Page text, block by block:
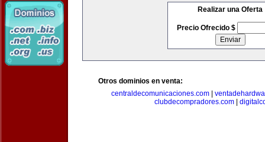
Realizar una Oferta
Precio Ofrecido $
Otros dominios en venta:
centraldecomunicaciones.com
clubdecompradores.com